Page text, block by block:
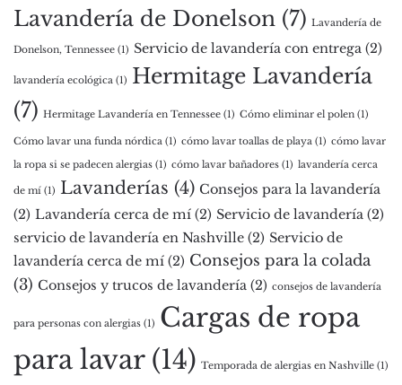
Lavandería de Donelson (7) Lavandería de
Donelson, Tennessee (1) Servicio de lavandería con entrega (2)
lavandería ecológica (1) Hermitage Lavandería
(7) Hermitage Lavandería en Tennessee (1) Cómo eliminar el polen (1)
Cómo lavar una funda nórdica (1) cómo lavar toallas de playa (1) cómo lavar
la ropa si se padecen alergias (1) cómo lavar bañadores (1) lavandería cerca
de mí (1) Lavanderías (4) Consejos para la lavandería
(2) Lavandería cerca de mí (2) Servicio de lavandería (2)
servicio de lavandería en Nashville (2) Servicio de
lavandería cerca de mí (2) Consejos para la colada
(3) Consejos y trucos de lavandería (2) consejos de lavandería
para personas con alergias (1) Cargas de ropa
para lavar(14) Temporada de alergias en Nashville (1)